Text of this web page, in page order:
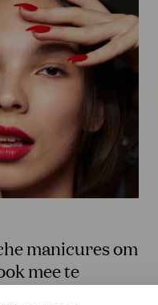
manicures om
mee te